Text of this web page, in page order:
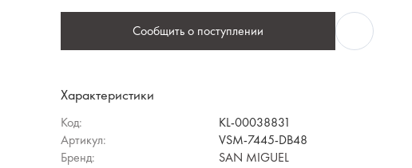
Сообщить о поступлении
Характеристики
Код:
KL-00038831
Артикул:
VSM-7445-DB48
Бренд:
SAN MIGUEL